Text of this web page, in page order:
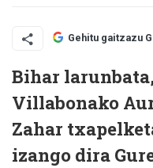
Gehitu gaitzazu
Bihar
Villabonako
Zahar
izango dira